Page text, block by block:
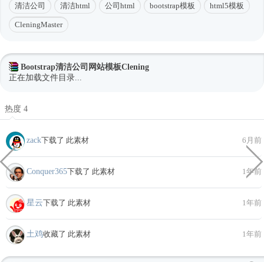
清洁公司 清洁html 公司html bootstrap模板 html5模板
CleningMaster
Bootstrap清洁公司网站模板Clening
正在加载文件目录...
热度 4
zack下载了 此素材 6月前
Conquer365下载了 此素材 1年前
星云下载了 此素材 1年前
土鸡收藏了 此素材 1年前